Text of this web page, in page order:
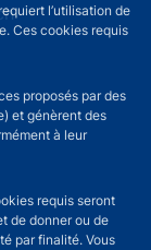
l’utilisation de
Ces cookies requis
proposés par des
et génèrent des
à leur
requis seront
de donner ou de
par finalité. Vous